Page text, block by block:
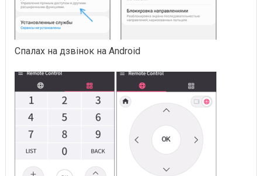
Спалах на дзвінок на Android